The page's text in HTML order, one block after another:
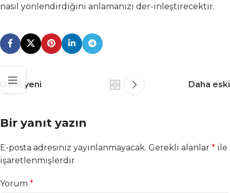
nasıl yönlendirdiğini anlamanızı der-inleştirecektir.
Daha yeni Daha eski
Bir yanıt yazın
E-posta adresiniz yayınlanmayacak. Gerekli alanlar * ile
işaretlenmişlerdir
Yorum *